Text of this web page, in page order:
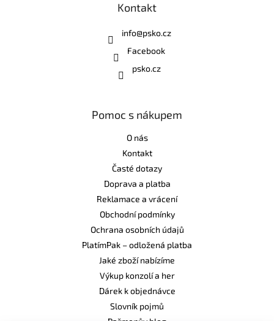
Kontakt
info@psko.cz
Facebook
psko.cz
Pomoc s nákupem
O nás
Kontakt
Časté dotazy
Doprava a platba
Reklamace a vrácení
Obchodní podmínky
Ochrana osobních údajů
PlatímPak – odložená platba
Jaké zboží nabízíme
Výkup konzolí a her
Dárek k objednávce
Slovník pojmů